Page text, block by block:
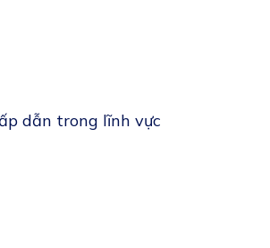
dẫn trong lĩnh vực